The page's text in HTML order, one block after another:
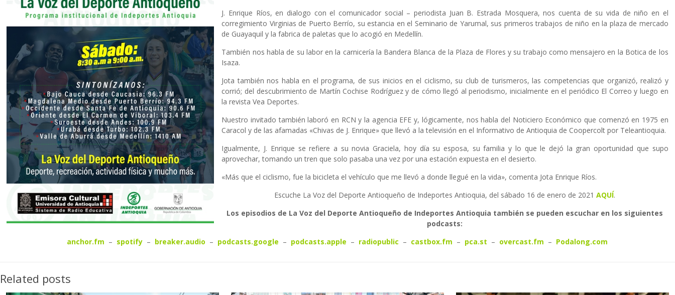
J. Enrique Ríos, en dialogo con el comunicador social – periodista Juan B. Estrada Mosquera, nos cuenta de su vida de niño en el
corregimiento Virginias de Puerto Berrío, su estancia en el Seminario de Yarumal, sus primeros trabajos de niño en la plaza de mercado
de Guayaquil y la fabrica de paletas que lo acogió en Medellín.
También nos habla de su labor en la carnicería la Bandera Blanca de la Plaza de Flores y su trabajo como mensajero en la Botica de los
Isaza.
Jota también nos habla en el programa, de sus inicios en el ciclismo, su club de turismeros, las competencias que organizó, realizó y
corrió; del descubrimiento de Martín Cochise Rodríguez y de cómo llegó al periodismo, inicialmente en el periódico El Correo y luego en
la revista Vea Deportes.
Nuestro invitado también laboró en RCN y la agencia EFE y, lógicamente, nos habla del Noticiero Económico que comenzó en 1975 en
Caracol y de las afamadas «Chivas de J. Enrique» que llevó a la televisión en el Informativo de Antioquia de Coopercolt por Teleantioquia.
Igualmente, J. Enrique se refiere a su novia Graciela, hoy día su esposa, su familia y lo que le dejó la gran oportunidad que supo
aprovechar, tomando un tren que solo pasaba una vez por una estación expuesta en el desierto.
«Más que el ciclismo, fue la bicicleta el vehículo que me llevó a donde llegué en la vida», comenta Jota Enrique Ríos.
Escuche La Voz del Deporte Antioqueño de Indeportes Antioquia, del sábado 16 de enero de 2021AQUÍ.
Los episodios de La Voz del Deporte Antioqueño de Indeportes Antioquia también se pueden escuchar en los siguientes
podcasts:
anchor.fm – spotify – breaker.audio – podcasts.google – podcasts.apple – radiopublic – castbox.fm – pca.st – overcast.fm – Podalong.com
Related posts